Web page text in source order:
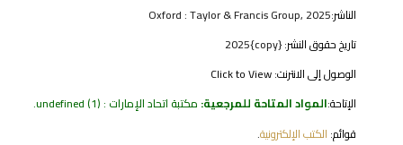
الناشر:Oxford : Taylor & Francis Group, 2025
تاريخ حقوق النشر:{copy}2025
الوصول إلى الانترنت:Click to View
الإتاحة:المواد المتاحة للمرجعية: مكتبة اتحاد الإمارات : undefined(1).
قوائم: الكتب الإلكترونية.